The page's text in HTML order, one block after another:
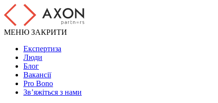
МЕНЮ ЗАКРИТИ
Експертиза
Люди
Блог
Вакансії
Pro Bono
Зв’яжіться з нами